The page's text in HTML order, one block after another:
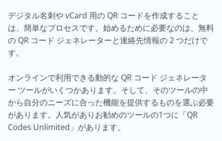
デジタル名刺や vCard 用の QR コードを作成すること
は、簡単なプロセスです。始めるために必要なのは、無料
の QR コード ジェネレーターと連絡先情報の 2 つだけで
す。
オンラインで利用できる動的な QR コード ジェネレータ
ー ツールがいくつかあります。そして、そのツールの中
から自分のニーズに合った機能を提供するものを選ぶ必要
があります。人気がありお勧めのツールの1つに「QR
Codes Unlimited」があります。